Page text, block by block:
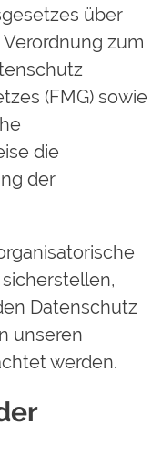
über
zum
(FMG) sowie
die
der
Datenschutz
unseren
werden.